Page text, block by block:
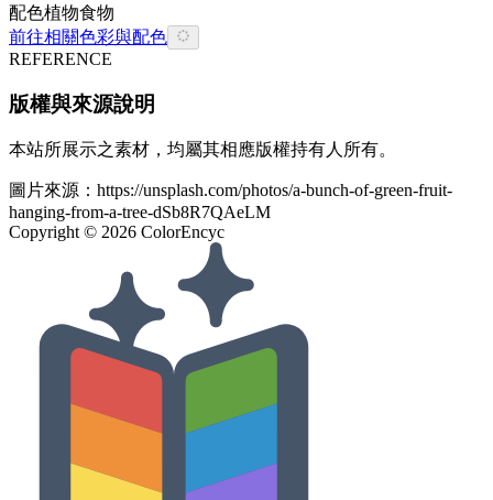
配色植物食物
前往相關色彩與配色
REFERENCE
版權與來源說明
本站所展示之素材，均屬其相應版權持有人所有。
圖片來源： https://unsplash.com/photos/a-bunch-of-green-fruit-
hanging-from-a-tree-dSb8R7QAeLM
Copyright © 2026 ColorEncyc